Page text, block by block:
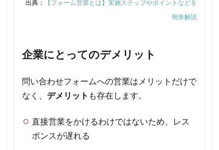
送付
際に
気を
るべ
きポ
出典：
【フォーム営業とは】実施ステップやポイントなどを
簡単解説
企業にとってのデメリット
問い合わせフォームへの営業はメリットだけで
なく、 デメリット も存在します。
直接営業をかけるわけではないため、レス
ポンスが遅れる